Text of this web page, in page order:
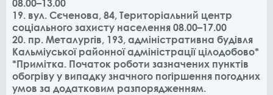
08.00–13.00
19. вул. Сєченова, 84, Територіальний центр
соціального захисту населення 08.00–17.00
20. пр. Металургів, 193, адміністративна будівля
Кальміуської районної адміністрації цілодобово*
*Примітка. Початок роботи зазначених пунктів
обогріву у випадку значного погіршення погодних
умов за додатковим разпорядженням.